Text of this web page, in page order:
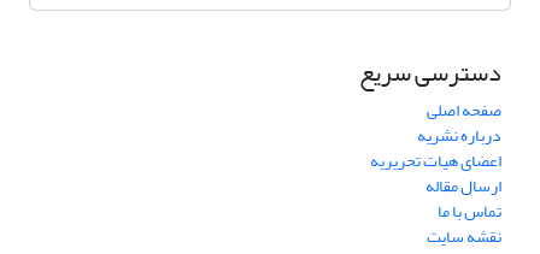
دسترسی سریع
صفحه اصلی
درباره نشریه
اعضای هیات تحریریه
ارسال مقاله
تماس با ما
نقشه سایت